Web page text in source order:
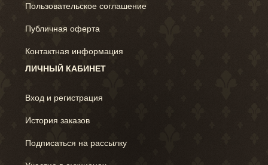
Пользовательское соглашение
Публичная оферта
Контактная информация
ЛИЧНЫЙ КАБИНЕТ
Вход и регистрация
История заказов
Подписаться на рассылку